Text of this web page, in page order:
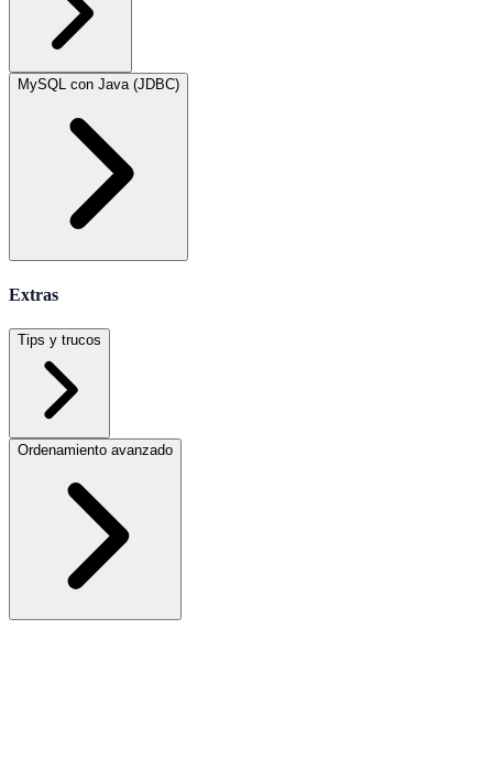
MySQL con Java (JDBC)
Extras
Tips y trucos
Ordenamiento avanzado